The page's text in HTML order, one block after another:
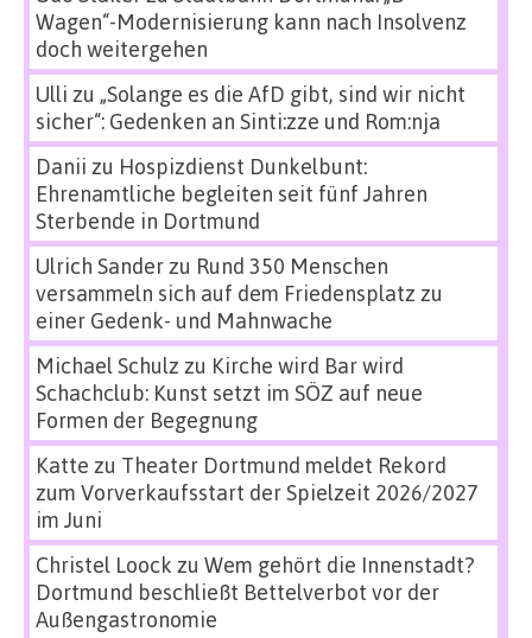
Wagen“-Modernisierung kann nach Insolvenz
doch weitergehen
Ulli zu „Solange es die AfD gibt, sind wir nicht
sicher“: Gedenken an Sinti:zze und Rom:nja
Danii zu Hospizdienst Dunkelbunt:
Ehrenamtliche begleiten seit fünf Jahren
Sterbende in Dortmund
Ulrich Sanderzu Rund 350 Menschen
versammeln sich auf dem Friedensplatz zu
einer Gedenk- und Mahnwache
Michael Schulz zu Kirche wird Bar wird
Schachclub: Kunst setzt im SÖZ auf neue
Formen der Begegnung
Katte zu Theater Dortmund meldet Rekord
zum Vorverkaufsstart der Spielzeit 2026/2027
im Juni
Christel Loock zu Wem gehört die Innenstadt?
Dortmund beschließt Bettelverbot vor der
Außengastronomie